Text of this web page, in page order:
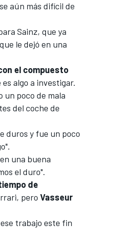
aún más difícil de
Sainz, que ya
le dejó en una
el compuesto
algo a investigar.
un poco de mala
del coche de
duros y fue un poco
una buena
el duro".
de
pero Vasseur
trabajo este fin